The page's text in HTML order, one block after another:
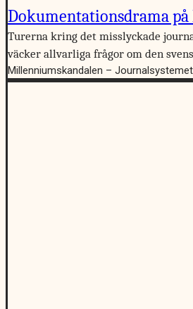
Dokumentationsdrama på
Turerna kring det misslyckade
väcker allvarliga frågor om den
Millenniumskandalen –